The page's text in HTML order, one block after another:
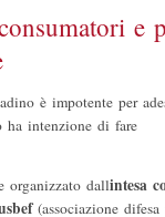
e
è impotente per
intenzione di fare
dallintesa
(associazione